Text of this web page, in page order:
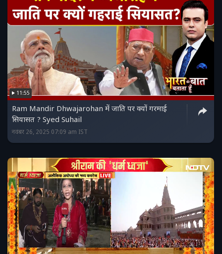
11:55
Ram Mandir Dhwajarohan में जाति पर क्यों गरमाई
सियासत ? Syed Suhail
नवंबर 26, 2025 07:09 am IST